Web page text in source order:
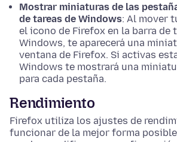
Mostrar miniaturas de las
de tareas de Windows: Al mover
el icono de Firefox en la barra de
Windows, te aparecerá una
ventana de Firefox. Si activas
Windows te mostrará una
para cada pestaña.
Rendimiento
Firefox utiliza los ajustes de
funcionar de la mejor forma